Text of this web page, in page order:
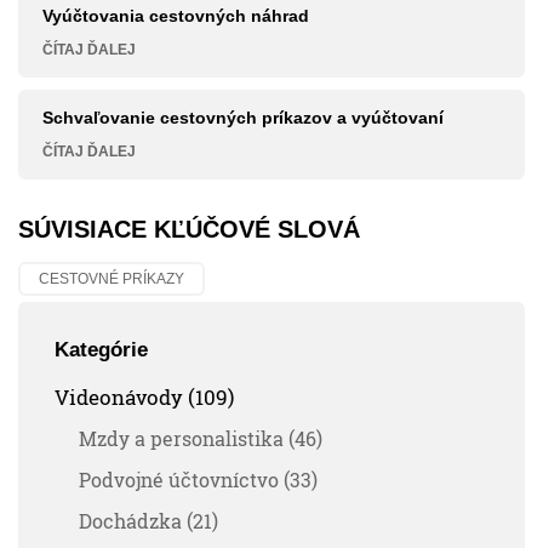
Vyúčtovania cestovných náhrad
ČÍTAJ ĎALEJ
Schvaľovanie cestovných príkazov a vyúčtovaní
ČÍTAJ ĎALEJ
SÚVISIACE KĽÚČOVÉ SLOVÁ
CESTOVNÉ PRÍKAZY
Kategórie
Videonávody (109)
Mzdy a personalistika (46)
Podvojné účtovníctvo (33)
Dochádzka (21)